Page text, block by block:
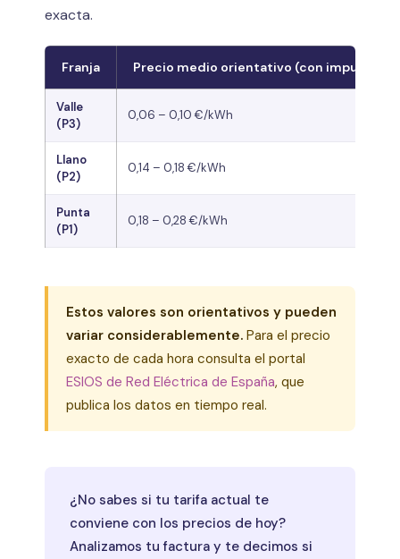
exacta.
Franja Precio medio orientativo (con impuestos)
Valle
(P3)
0,06 – 0,10 €/kWh
Llano
(P2)
0,14 – 0,18 €/kWh
Punta
(P1)
0,18 – 0,28 €/kWh
Estos valores son orientativos y pueden
variar considerablemente. Para el precio
exacto de cada hora consulta el portal
ESIOS de Red Eléctrica de España, que
publica los datos en tiempo real.
¿No sabes si tu tarifa actual te
conviene con los precios de hoy?
Analizamos tu factura y te decimos si